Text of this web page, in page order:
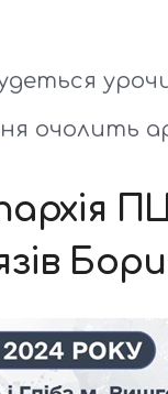
очолить